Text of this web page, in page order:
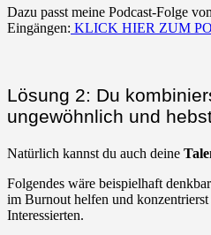
Dazu passt meine Podcast-Folge
Eingängen: KLICK HIER ZUM
Lösung 2: Du
ungewöhnlich und
Natürlich kannst du auch deine
Folgendes wäre beispielhaft
im Burnout helfen und
Interessierten.